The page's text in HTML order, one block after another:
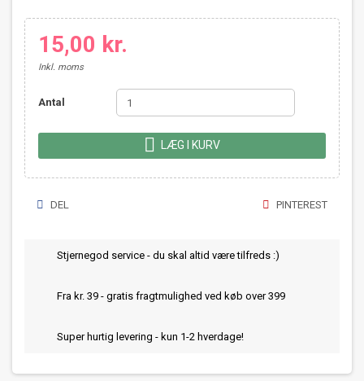
15,00 kr.
Inkl. moms
Antal
 LÆG I KURV
DEL PINTEREST
Stjernegod service - du skal altid være tilfreds :)
Fra kr. 39 - gratis fragtmulighed ved køb over 399
Super hurtig levering - kun 1-2 hverdage!